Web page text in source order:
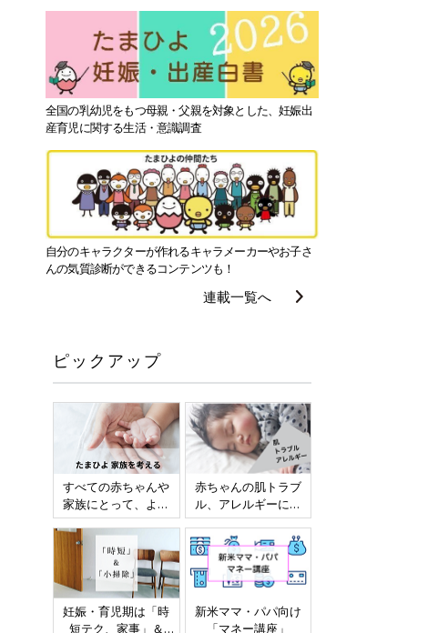
全国の乳幼児をもつ母親・父親を対象とした、妊娠出
産育児に関する生活・意識調査
自分のキャラクターが作れるキャラメーカーやお子さ
んの気質診断ができるコンテンツも！
連載一覧へ
ピックアップ
すべての赤ちゃんや
家族にとって、より
よい社会・環境とな
ることをめざしてさ
まざまな課題を取材
し、発信していきま
す
赤ちゃんの肌トラブ
ル、アレルギーにつ
いて
妊娠・育児期は「時
短テク、家事」＆
新米ママ・パパ向け
「マネー講座」